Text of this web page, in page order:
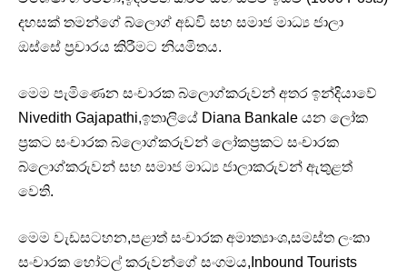
දහසක් තමන්ගේ බ්ලොග් අඩවි සහ සමාජ මාධ්‍ය ජාලා
ඔස්සේ ප්‍රචාරය කිරීමට නියමිතය.
මෙම පැමිණෙන සංචාරක බ්ලොග්කරුවන් අතර ඉන්දියාවේ
Nivedith Gajapathi,ඉතාලියේ Diana Bankale යන ලෝක
ප්‍රකට සංචාරක බ්ලොග්කරුවන් ලෝකප්‍රකට සංචාරක
බ්ලොග්කරුවන් සහ සමාජ මාධ්‍ය ජාලාකරුවන් ඇතුළත්
වෙති.
මෙම වැඩසටහන,පළාත් සංචාරක අමාත්‍යාංශ,සමස්ත ලංකා
සංචාරක හෝටල් කරුවන්ගේ සංගමය,Inbound Tourists